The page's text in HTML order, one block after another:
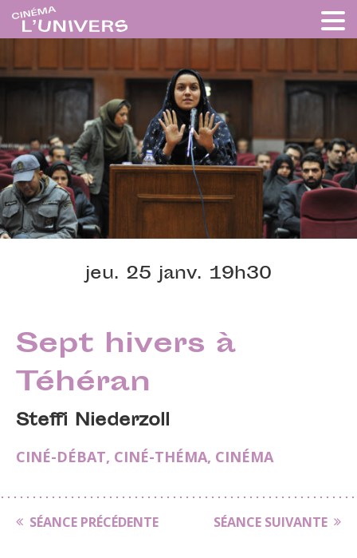
jeu. 25 janv. 19h30
Sept hivers à
Téhéran
Steffi Niederzoll
CINÉ-DÉBAT, CINÉ-THÉMA, CINÉMA
SÉANCE PRÉCÉDENTE SÉANCE SUIVANTE